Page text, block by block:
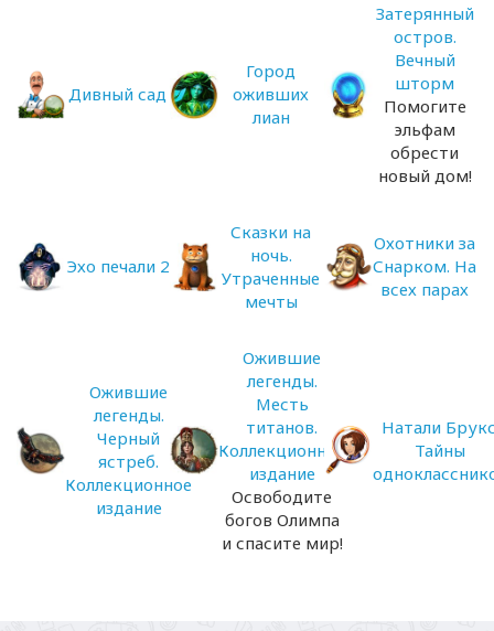
Дивный сад
Город
оживших
лиан
Затерянный
остров.
Вечный
шторм
Помогите
эльфам
обрести
новый дом!
Эхо печали 2
Сказки на
ночь.
Утраченные
мечты
Охотники за
Снарком. На
всех парах
Ожившие
легенды.
Черный
ястреб.
Коллекционное
издание
Ожившие
легенды.
Месть
титанов.
Коллекционное
издание
Освободите
богов Олимпа
и спасите мир!
Натали
Тайны